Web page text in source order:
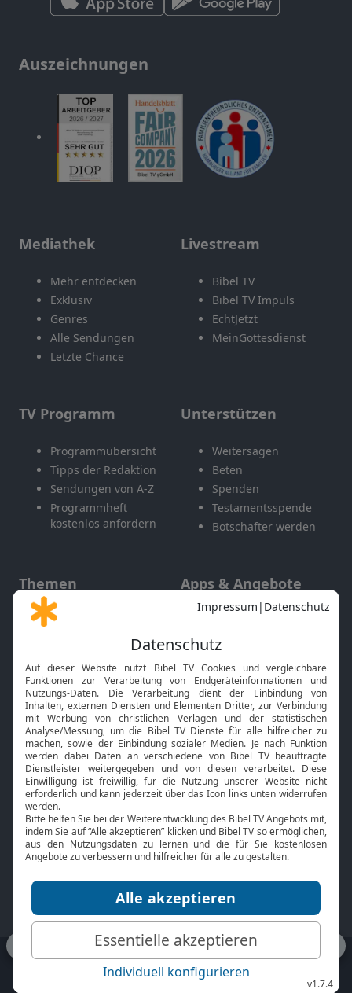
Auszeichnungen
Mediathek
Mehr entdecken
Exklusiv
Genres
Alle Sendungen
Letzte Chance
Livestream
Bibel TV
Bibel TV Impuls
EchtJetzt
MeinGottesdienst
TV Programm
Programmübersicht
Tipps der Redaktion
Sendungen von A-Z
Programmheft
kostenlos anfordern
Unterstützen
Weitersagen
Beten
Spenden
Testamentsspende
Botschafter werden
Themen
Gott und Bibel erklärt
Neuigkeiten
Apps & Angebote
Mobile App
Smart TV
HbbTV
Bibelthek Online-Bibel
Nächster Gottesdienst
Bibel TV
Über uns
Jobs
Mediadaten
Service
Kontakt
TV-Empfang
bibeltv.de: Impressum
Datenschutz
Nutzungsbedingungen
Fakten Bibel TV App